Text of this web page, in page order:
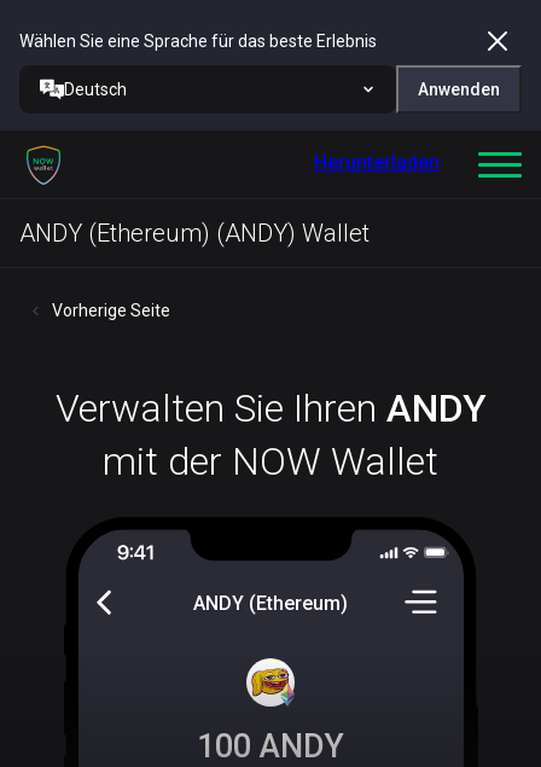
Wählen Sie eine Sprache für das beste Erlebnis
Deutsch Anwenden
Herunterladen
ANDY (Ethereum) (ANDY) Wallet
Vorherige Seite
Verwalten Sie Ihren ANDY
mit der NOW Wallet
ANDY (Ethereum)
100 ANDY